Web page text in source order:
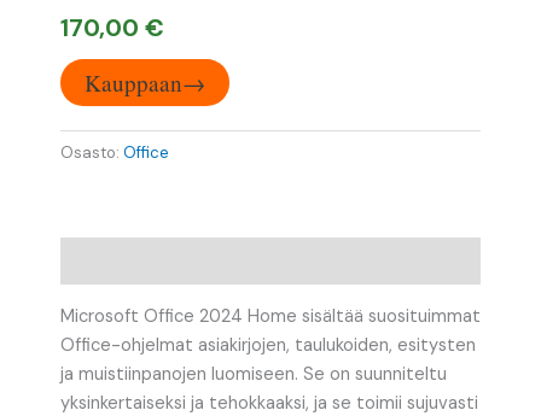
170,00 €
Kauppaan→
Osasto: Office
Microsoft Office 2024 Home sisältää suosituimmat
Office-ohjelmat asiakirjojen, taulukoiden, esitysten
ja muistiinpanojen luomiseen. Se on suunniteltu
yksinkertaiseksi ja tehokkaaksi, ja se toimii sujuvasti